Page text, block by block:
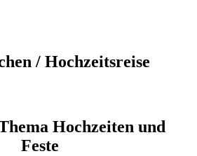
/ Hochzeitsreise
Hochzeiten und
Feste